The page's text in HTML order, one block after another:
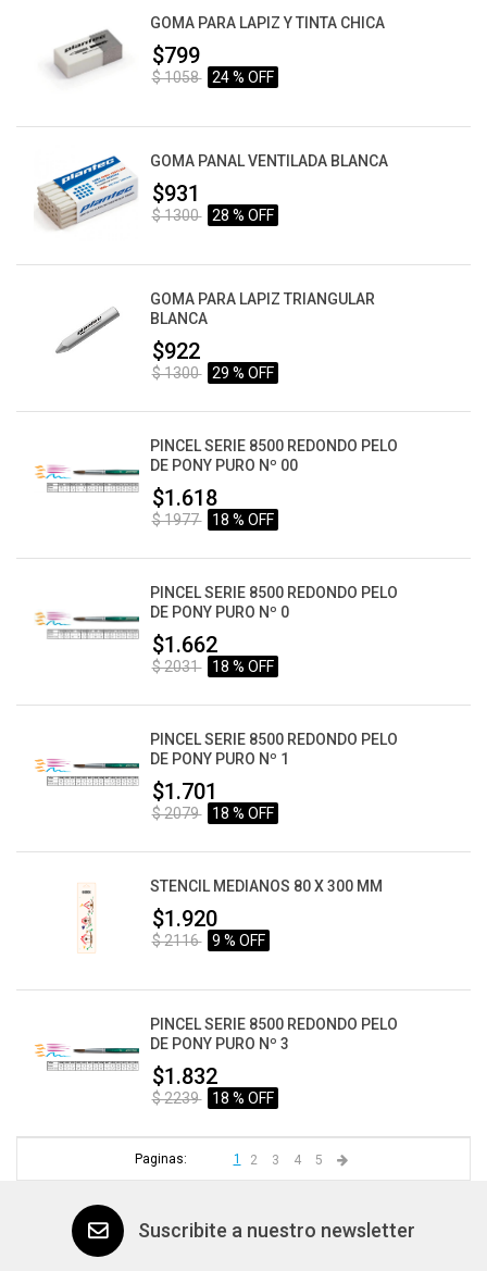
GOMA PARA LAPIZ Y TINTA CHICA
$799
$ 1058 24 % OFF
GOMA PANAL VENTILADA BLANCA
$931
$ 1300 28 % OFF
GOMA PARA LAPIZ TRIANGULAR
BLANCA
$922
$ 1300 29 % OFF
PINCEL SERIE 8500 REDONDO PELO
DE PONY PURO Nº 00
$1.618
$ 1977 18 % OFF
PINCEL SERIE 8500 REDONDO PELO
DE PONY PURO Nº 0
$1.662
$ 2031 18 % OFF
PINCEL SERIE 8500 REDONDO PELO
DE PONY PURO Nº 1
$1.701
$ 2079 18 % OFF
STENCIL MEDIANOS 80 X 300 MM
$1.920
$ 2116 9 % OFF
PINCEL SERIE 8500 REDONDO PELO
DE PONY PURO Nº 3
$1.832
$ 2239 18 % OFF
Paginas: 1 2 3 4 5
Suscribite a nuestro newsletter